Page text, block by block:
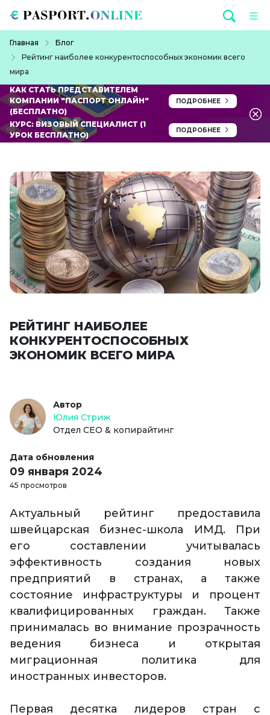
Главная
Блог
Рейтинг наиболее конкурентоспособных экономик всего
мира
КАК СТАТЬ ПРЕДСТАВИТЕЛЕМ
КОМПАНИИ "ПАСПОРТ ОНЛАЙН"
(БЕСПЛАТНО)
ПОДРОБНЕЕ
КУРС: ВИЗОВЫЙ СПЕЦИАЛИСТ (1
УРОК БЕСПЛАТНО)
ПОДРОБНЕЕ
РЕЙТИНГ НАИБОЛЕЕ
КОНКУРЕНТОСПОСОБНЫХ
ЭКОНОМИК ВСЕГО МИРА
Автор
Юлия Стриж
Отдел СЕО & копирайтинг
Дата обновления
09 января 2024
45 просмотров
Актуальный рейтинг предоставила
швейцарская бизнес-школа ИМД. При
его составлении учитывалась
эффективность создания новых
предприятий в странах, а также
состояние инфраструктуры и процент
квалифицированных граждан. Также
принималась во внимание прозрачность
ведения бизнеса и открытая
миграционная политика для
иностранных инвесторов.
Первая десятка лидеров стран с